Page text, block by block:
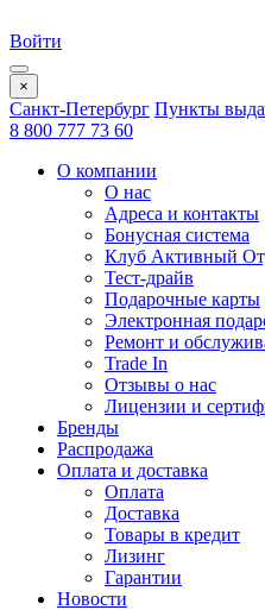
Войти
×
Санкт-Петербург Пункты
8 800 777 73 60
О компании
О нас
Адреса и контакты
Бонусная система
Клуб Активный
Тест-драйв
Подарочные карты
Электронная
Ремонт и
Trade In
Отзывы о нас
Лицензии и
Бренды
Распродажа
Оплата и доставка
Оплата
Доставка
Товары в кредит
Лизинг
Гарантии
Новости